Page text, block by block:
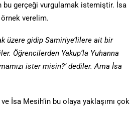
bu gerçeği vurgulamak istemiştir. İsa
örnek verelim.
üzere gidip Samiriye’lilere ait bir
Öğrencilerden Yakup‘la Yuhanna
ister misin?’ dediler. Ama İsa
İsa Mesih’in bu olaya yaklaşımı çok